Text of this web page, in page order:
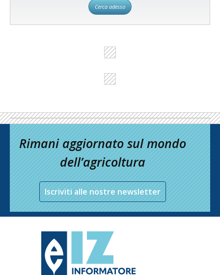
Cerca adesso
Rimani aggiornato sul mondo
dell’agricoltura
Iscriviti alle nostre newsletter